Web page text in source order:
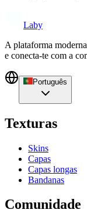
Laby
A plataforma
e conecta-te com a
Português
Texturas
Skins
Capas
Capas longas
Bandanas
Comunidade